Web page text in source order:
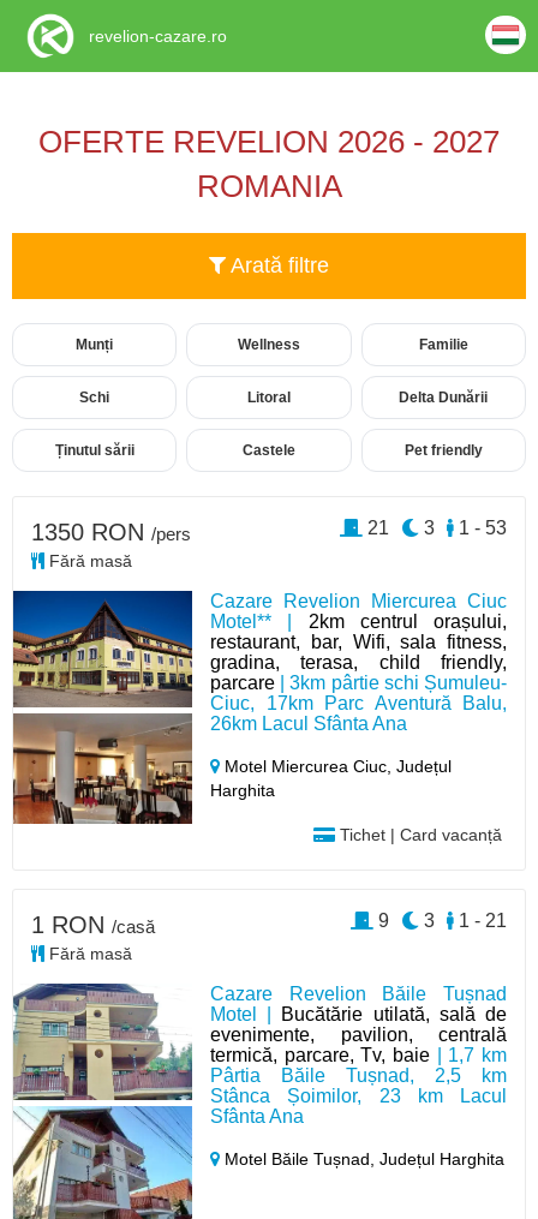
OFERTE REVELION 2026 - 2027
ROMANIA
Arată filtre
Munți Wellness Familie
Schi Litoral Delta Dunării
Ținutul sării Castele Pet friendly
Cazare Revelion Miercurea Ciuc
Motel** | 2km centrul orașului,
restaurant, bar, Wifi, sala fitness,
gradina, terasa, child friendly,
parcare | 3km pârtie schi Șumuleu-
Ciuc, 17km Parc Aventură Balu,
26km Lacul Sfânta Ana
Motel Miercurea Ciuc,Județul
Harghita
Tichet | Card vacanță
1350 RON /pers
Fără masă
1 - 53
3
21
Cazare Revelion Băile Tușnad
Motel | Bucătărie utilată, sală de
evenimente, pavilion, centrală
termică, parcare, Tv, baie | 1,7 km
Pârtia Băile Tușnad, 2,5 km
Stânca Șoimilor, 23 km Lacul
Sfânta Ana
Motel Băile Tușnad,Județul Harghita
1 RON /casă
Fără masă
1 - 21
3
9
revelion-cazare.ro